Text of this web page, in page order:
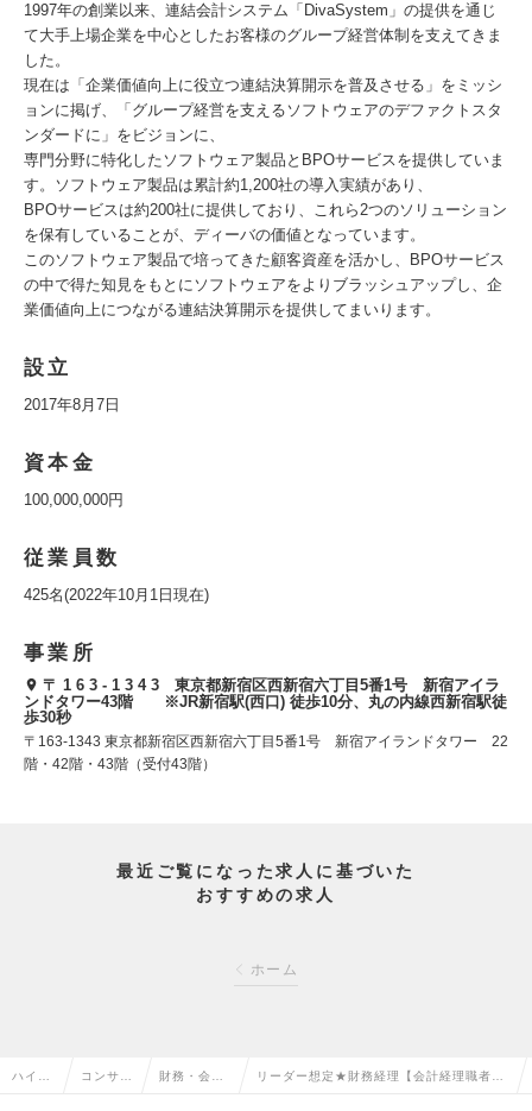
1997年の創業以来、連結会計システム「DivaSystem」の提供を通じ
て大手上場企業を中心としたお客様のグループ経営体制を支えてきま
した。
現在は「企業価値向上に役立つ連結決算開示を普及させる」をミッシ
ョンに掲げ、「グループ経営を支えるソフトウェアのデファクトスタ
ンダードに」をビジョンに、
専門分野に特化したソフトウェア製品とBPOサービスを提供していま
す。ソフトウェア製品は累計約1,200社の導入実績があり、
BPOサービスは約200社に提供しており、これら2つのソリューション
を保有していることが、ディーバの価値となっています。
このソフトウェア製品で培ってきた顧客資産を活かし、BPOサービス
の中で得た知見をもとにソフトウェアをよりブラッシュアップし、企
業価値向上につながる連結決算開示を提供してまいります。
設立
2017年8月7日
資本金
100,000,000円
従業員数
425名(2022年10月1日現在)
事業所
〒 1 6 3 - 1 3 4 3 東京都新宿区西新宿六丁目5番1号 新宿アイラ
ンドタワー43階 ※JR新宿駅(西口) 徒歩10分、丸の内線西新宿駅徒
歩30秒
〒163-1343 東京都新宿区西新宿六丁目5番1号 新宿アイランドタワー 22
階・42階・43階（受付43階）
最近ご覧になった求人に基づいた
おすすめの求人
ホーム
ハイク コンサル 財務・会計 リーダー想定★財務経理【会計経理職者限